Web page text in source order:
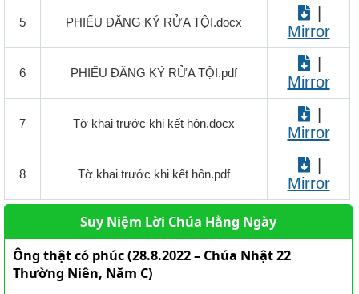
SÁCH CỰU ƯỚC
Kinh Thánh Cựu Ước (Bản dịch Việt ngữ của Nhóm Phiên
Dịch Các Giờ Kinh Phụng Vụ)
Kinh Thánh Cựu Ước (Bản dịch Việt Ngữ của Linh Mục
Giới Gia Trưởng
Thu chi Gia trưởng
Danh sách Gia trưởng
5 PHIẾU ĐĂNG KÝ RỬA TỘI.docx
Mirror
6 PHIẾU ĐĂNG KÝ RỬA TỘI.pdf
Mirror
7 Tờ khai trước khi kết hôn.docx
Mirror
8 Tờ khai trước khi kết hôn.pdf
Mirror
Suy Niệm Lời Chúa Hằng Ngày
Ông thật có phúc (28.8.2022 – Chúa Nhật 22
Thường Niên, Năm C)